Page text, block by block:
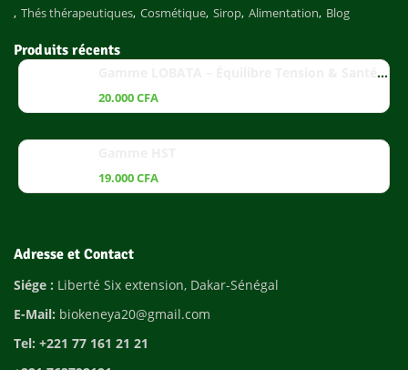
Thés thérapeutiques Cosmétique Sirop Alimentation Blog
Produits récents
Gamme LOBATA – Équilibre Tension & Santé Cardiaque
20.000CFA
19.000CFA
Adresse et Contact
Siége : Liberté Six extension, Dakar-Sénégal
E-Mail: biokeneya20@gmail.com
Tel: +221 77 161 21 21